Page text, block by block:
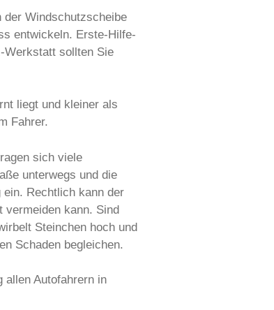
der Windschutzscheibe
entwickeln. Erste-Hilfe-
Werkstatt sollten Sie
liegt und kleiner als
Fahrer.
sich viele
unterwegs und die
Rechtlich kann der
vermeiden kann. Sind
Steinchen hoch und
Schaden begleichen.
allen Autofahrern in